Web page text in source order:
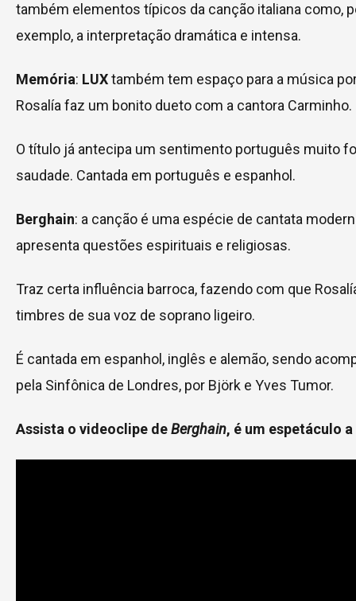
também elementos típicos da canção italiana como,
exemplo, a interpretação dramática e intensa.
Memória: LUXtambém tem espaço para a música
Rosalía faz um bonito dueto com a cantora Carminho.
O título já antecipa um sentimento português muito
saudade. Cantada em português e espanhol.
Berghain: a canção é uma espécie de cantata
apresenta questões espirituais e religiosas.
Traz certa influência barroca, fazendo com que
timbres de sua voz de soprano ligeiro.
É cantada em espanhol, inglês e alemão, sendo
pela Sinfônica de Londres, por Björk e Yves Tumor.
Assista o videoclipe deBerghain, é um espetáculo